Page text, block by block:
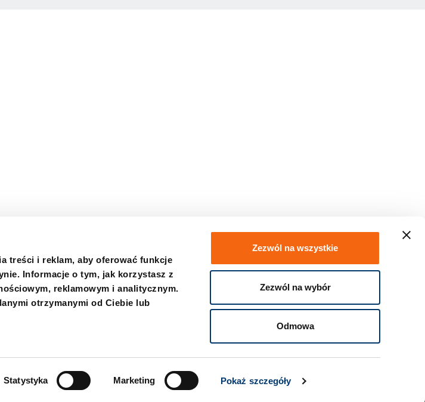
treści i reklam, aby oferować funkcje
Informacje o tym, jak korzystasz z
reklamowym i analitycznym.
otrzymanymi od Ciebie lub
Statystyka Marketing Pokaż szczegóły
Zezwól na wszystkie
Zezwól na wybór
Odmowa
Certyfikaty Kupno Kontakt